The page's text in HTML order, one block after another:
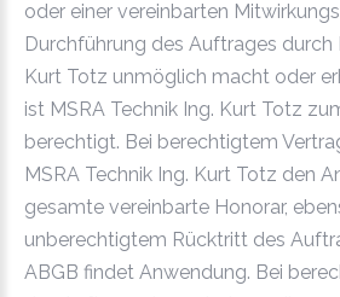
oder einer vereinbarten
Durchführung des Auftrages durch
Kurt Totz unmöglich macht oder
ist MSRA Technik Ing. Kurt Totz
berechtigt. Bei berechtigtem
MSRA Technik Ing. Kurt Totz den
gesamte vereinbarte Honorar,
unberechtigtem Rücktritt des
ABGB findet Anwendung. Bei